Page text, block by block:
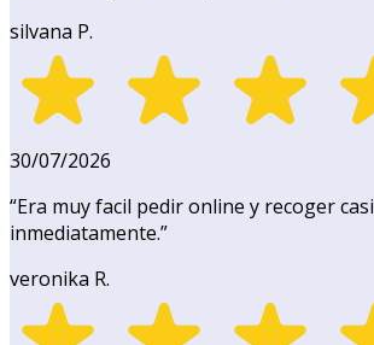
silvana P.
30/07/2026
“Era muy facil pedir online y recoger casi
inmediatamente.”
veronika R.